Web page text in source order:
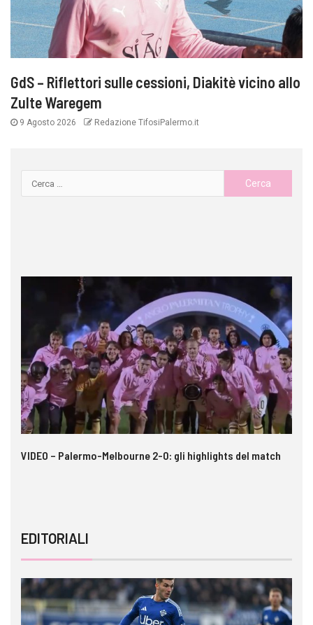
GdS – Riflettori sulle cessioni, Diakitè vicino allo
Zulte Waregem
9 Agosto 2026 Redazione TifosiPalermo.it
VIDEO – Palermo-Melbourne 2-0: gli highlights del match
EDITORIALI